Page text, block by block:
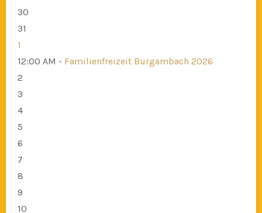
30
31
1
12:00 AM - Familienfreizeit Burgambach 2026
2
3
4
5
6
7
8
9
10